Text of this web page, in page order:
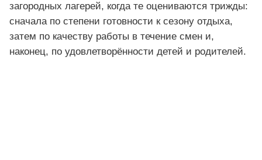
загородных лагерей, когда те оцениваются трижды:
сначала по степени готовности к сезону отдыха,
затем по качеству работы в течение смен и,
наконец, по удовлетворённости детей и родителей.